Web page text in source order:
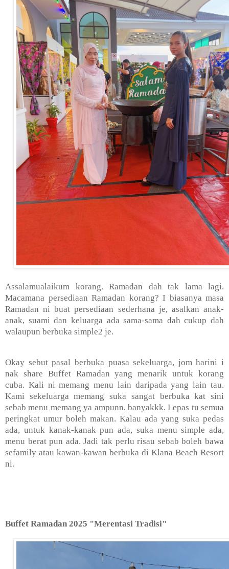
Assalamualaikum korang. Ramadan dah tak lama lagi.
Macamana persediaan Ramadan korang? I biasanya masa
Ramadan ni buat persediaan sederhana je, asalkan anak-
anak, suami dan keluarga ada sama-sama dah cukup dah
walaupun berbuka simple2 je.
Okay sebut pasal berbuka puasa sekeluarga, jom harini i
nak share Buffet Ramadan yang menarik untuk korang
cuba. Kali ni memang menu lain daripada yang lain tau.
Kami sekeluarga memang suka sangat berbuka kat sini
sebab menu memang ya ampunn, banyakkk. Lepas tu semua
peringkat umur boleh makan. Kalau ada yang suka pedas
ada, untuk kanak-kanak pun ada, suka menu simple ada,
menu berat pun ada. Jadi tak perlu risau sebab boleh bawa
sefamily atau kawan-kawan berbuka di Klana Beach Resort
ni.
Buffet Ramadan 2025 "Merentasi Tradisi"